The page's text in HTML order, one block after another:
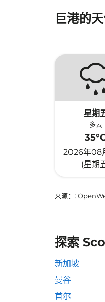
巨港的
星期
多云
2026年08
(星期
来源： :
探索
新加坡
曼谷
首尔